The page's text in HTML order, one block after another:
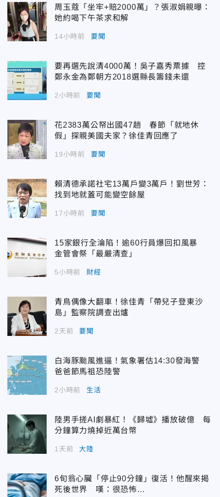
周玉蔻「坐牢+賠2000萬」？張淑娟親曝：
她約喝下午茶求和解
14小時前 要聞
要再選先說清4000萬！吳子嘉秀票據 控
鄭永金為鄭朝方2018選縣長籌錢未還
2小時前 要聞
花2383萬公帑出國47趟 春節「就地休
假」探親美國夫家？徐佳青回應了
19小時前 要聞
賴清德承諾社宅13萬戶變3萬戶！劉世芳：
找到地就蓋可能變空餘屋
17小時前 要聞
15家銀行全淪陷！逾60行員爆回扣風暴
金管會祭「最嚴清查」
5小時前 財經
青鳥偶像大翻車！徐佳青「帶兒子登東沙
島」監察院調查出爐
2天前 要聞
白海豚颱風進逼！氣象署估14:30發海警
爸爸節馬祖恐陸警
2小時前 生活
陸男手搓AI劇暴紅！《歸墟》播放破億 每
分鐘算力燒掉近萬台幣
1天前 大陸
6旬翁心臟「停止90分鐘」復活！他醒來揭
死後世界 嘆：很恐怖…